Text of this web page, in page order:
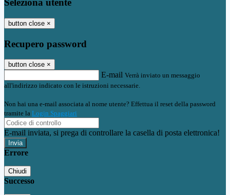
Seleziona utente
button close ×
Recupero password
button close ×
E-mail Verrà inviato un messaggio
all'indirizzo indicato con le istruzioni necessarie.
Non hai una e-mail associata al nome utente? Effettua il reset della password
tramite la Login Spaggiari
E-mail inviata, si prega di controllare la casella di posta elettronica!
Errore
Chiudi
Successo